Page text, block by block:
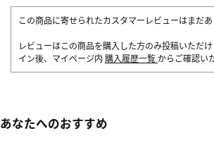
この商品に寄せられたカスタマーレビューはまだあ
レビューはこの商品を購入した方のみ投稿いただ
イン後、マイページ内 購入履歴一覧 からご確認い
あなたへのおすすめ